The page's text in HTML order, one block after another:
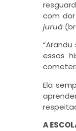
com
juruá
essas
Ela
A